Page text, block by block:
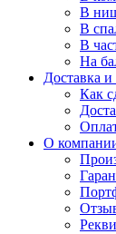
В
В
В
На
Доставка и
Как
О